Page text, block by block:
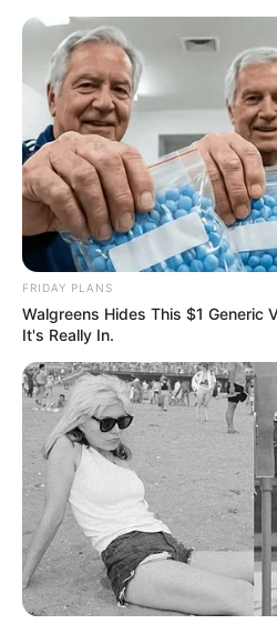
QUINTÉ PRIX
PRONOSTIC
FRIDAY PLANS
Walgreens Hides This $1 Generic
It's Really In.